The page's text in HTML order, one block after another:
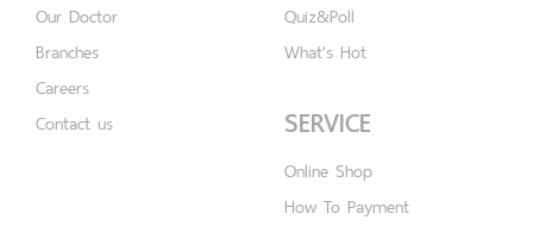
Our Doctor
Branches
Careers
Contact us
Quiz&Poll
What's Hot
SERVICE
Online Shop
How To Payment